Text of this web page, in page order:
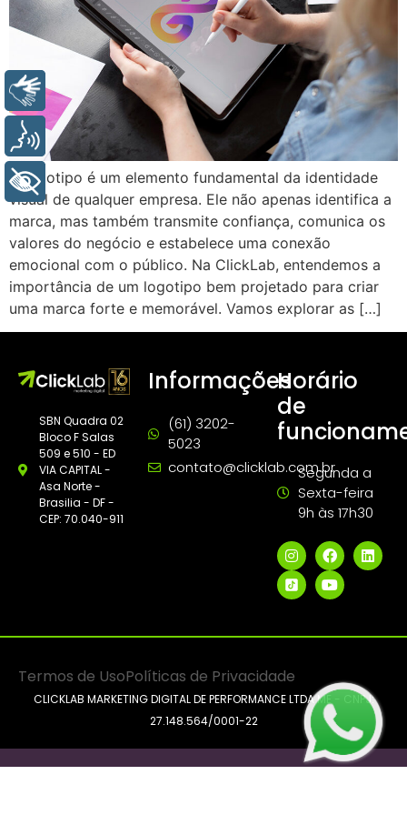
O logotipo é um elemento fundamental da identidade
visual de qualquer empresa. Ele não apenas identifica a
marca, mas também transmite confiança, comunica os
valores do negócio e estabelece uma conexão
emocional com o público. Na ClickLab, entendemos a
importância de um logotipo bem projetado para criar
uma marca forte e memorável. Vamos explorar as […]
SBN Quadra 02
Bloco F Salas
509 e 510 - ED
VIA CAPITAL -
Asa Norte -
Brasilia - DF -
CEP: 70.040-911
Informações
(61) 3202-
5023
contato@clicklab.com.br
Horário
de
Segunda a
Sexta-feira
9h às 17h30
Termos de UsoPolíticas de Privacidade
CLICKLAB MARKETING DIGITAL DE PERFORMANCE LTDA ME - CNPJ:
27.148.564/0001-22
Libras
Voz
+ Acessibilidade